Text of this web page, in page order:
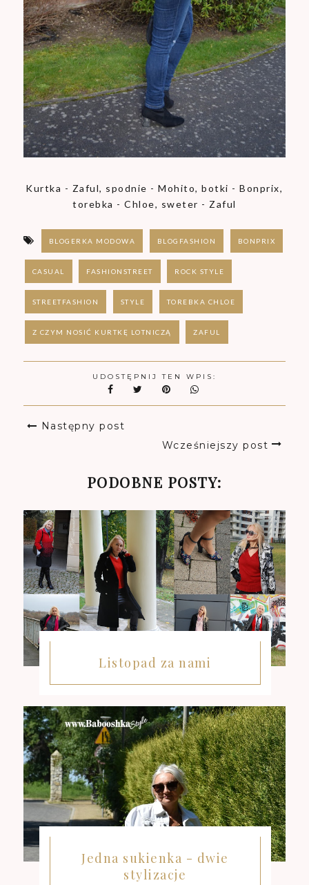
Kurtka - Zaful, spodnie - Mohito, botki - Bonprix,
torebka - Chloe, sweter - Zaful
BLOGERKA MODOWA BLOGFASHION BONPRIX
CASUAL FASHIONSTREET ROCK STYLE
STREETFASHION STYLE TOREBKA CHLOE
Z CZYM NOSIĆ KURTKĘ LOTNICZĄ ZAFUL
UDOSTĘPNIJ TEN WPIS:
Następny post
Wcześniejszy post
PODOBNE POSTY:
Listopad za nami
Jedna sukienka - dwie
stylizacje